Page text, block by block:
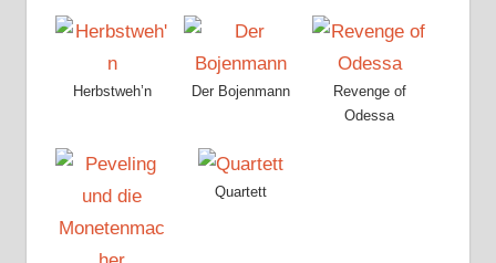
Herbstweh’n Der Bojenmann
Revenge of
Odessa
Quartett